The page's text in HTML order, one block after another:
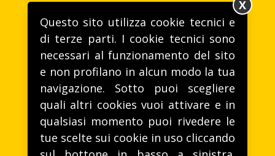
Gusto alla VITA
T. (+39) 0172 46221 -life@lifeitalia.com
Life Spa - Via Aie, 28, 12040 Sommariva Perno (CN)
Questo sito utilizza cookie tecnici e
di terze parti. I cookie tecnici sono
necessari al funzionamento del sito
e non profilano in alcun modo la tua
navigazione. Sotto puoi scegliere
quali altri cookies vuoi attivare e in
qualsiasi momento puoi rivedere le
tue scelte sui cookie in uso cliccando
X